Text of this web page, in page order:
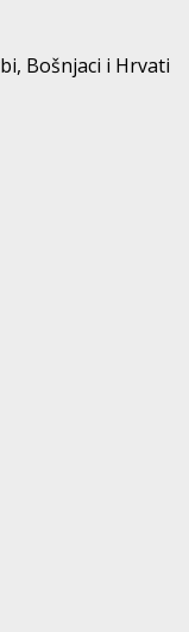
Bošnjaci i Hrvati